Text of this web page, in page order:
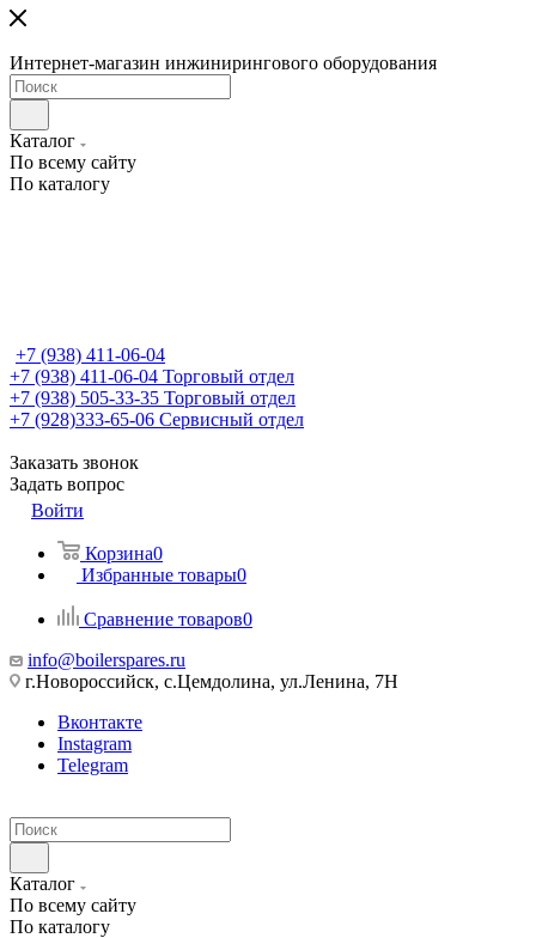
Интернет-магазин инжинирингового оборудования
Каталог
По всему сайту
По каталогу
+7 (938) 411-06-04
+7 (938) 411-06-04 Торговый отдел
+7 (938) 505-33-35 Торговый отдел
+7 (928)333-65-06 Сервисный отдел
Заказать звонок
Задать вопрос
Войти
Корзина0
Избранные товары0
Сравнение товаров0
info@boilerspares.ru
г.Новороссийск, с.Цемдолина, ул.Ленина, 7Н
Вконтакте
Instagram
Telegram
Каталог
По всему сайту
По каталогу